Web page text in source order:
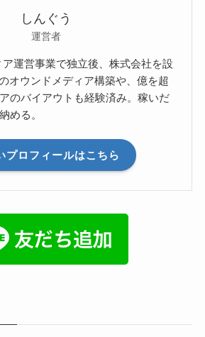
しんぐう
運営者
運営事業で独立後、株式会社を設
オウンドメディア構築や、億を超
のバイアウトも経験済み。稼いだ
める。
プロフィールはこちら